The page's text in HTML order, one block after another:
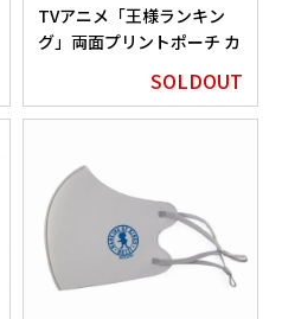
TVアニメ「王様ランキン
グ」両面プリントポーチ カ
SOLDOUT